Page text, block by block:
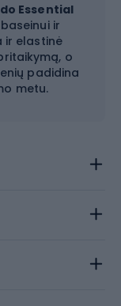
Essential
ir
ir elastinė
o
padidina
metu.